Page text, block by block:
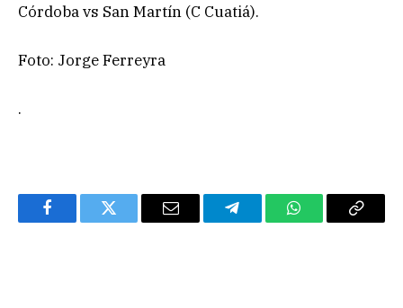
Córdoba vs San Martín (C Cuatiá).
Foto: Jorge Ferreyra
.
FacebookTwitter Email TelegramWhatsAppCopy